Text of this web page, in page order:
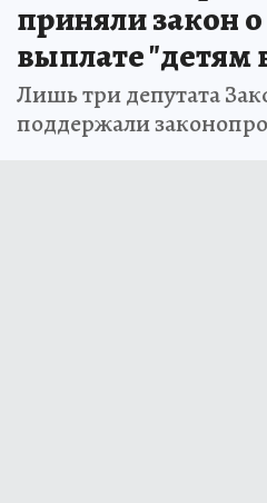
приняли закон
выплате "детям
Лишь три депутата
поддержали